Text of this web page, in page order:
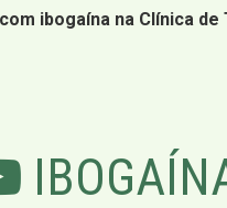
ibogaína na Clínica